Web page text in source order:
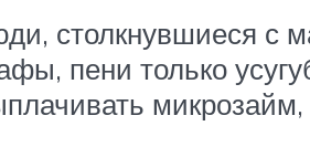
столкнувшиеся с
пени только